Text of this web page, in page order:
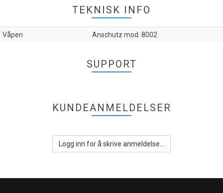
TEKNISK INFO
Våpen Anschutz mod. 8002
SUPPORT
KUNDEANMELDELSER
Logg inn for å skrive anmeldelse...